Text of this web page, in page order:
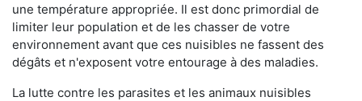
une température appropriée. Il est donc primordial de
limiter leur population et de les chasser de votre
environnement avant que ces nuisibles ne fassent des
dégâts et n'exposent votre entourage à des maladies.
La lutte contre les parasites et les animaux nuisibles